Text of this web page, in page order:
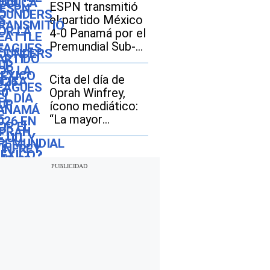
México?
ESPN transmitió
el partido México
4-0 Panamá por el
Premundial Sub-
20
Cita del día de
Oprah Winfrey,
ícono mediático:
“La mayor
aventura que
puedes
la vida de tus